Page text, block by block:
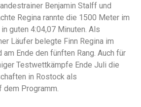
Benjamin Stalff und
Regina rannte die 1500 Meter im
guten 4:04,07 Minuten. Als
Läufer belegte Finn Regina im
Ende den fünften Rang. Auch für
Testwettkämpfe Ende Juli die
in Rostock als
dem Programm.